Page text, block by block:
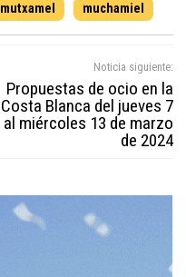
mutxamel muchamiel
Noticia siguiente:
Propuestas de ocio en la
Costa Blanca del jueves 7
al miércoles 13 de marzo
de 2024